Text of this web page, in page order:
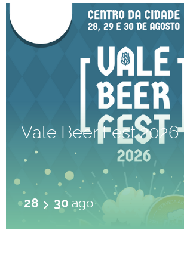
Vale Beer Fest 2026
28 30 ago